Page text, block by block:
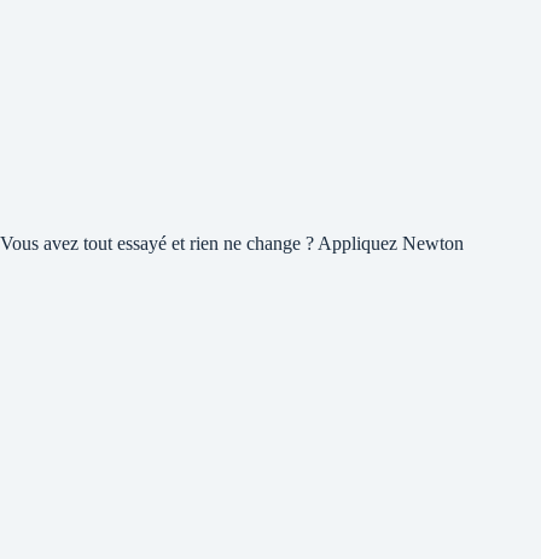
Vous avez tout essayé et rien ne change ? Appliquez Newton